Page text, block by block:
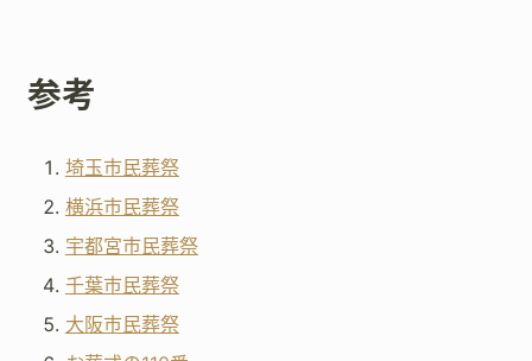
参考
埼玉市民葬祭
横浜市民葬祭
宇都宮市民葬祭
千葉市民葬祭
大阪市民葬祭